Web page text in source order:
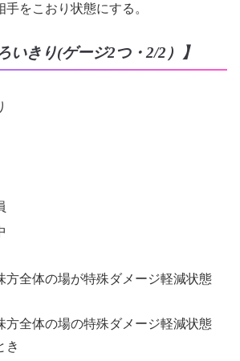
手をこおり状態にする。
いきり(ゲージ2つ・2/2）】
方全体の場が特殊ダメージ軽減状態
方全体の場の特殊ダメージ軽減状態
き